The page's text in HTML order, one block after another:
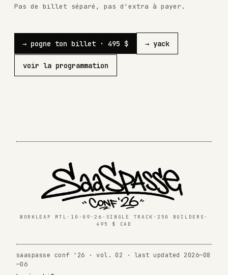
Pas de billet séparé, pas d'extra à payer.
→ pogne ton billet · 495 $ → yack
voir la programmation
WORKLEAP MTL · 10·09·26 · SINGLE TRACK · 250 BUILDERS ·
495 $ CAD
saaspasse conf '26 · vol. 02 · last updated 2026—08
—06